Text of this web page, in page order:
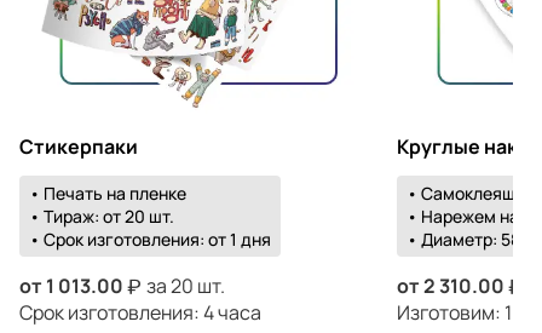
Стикерпаки
• Печать на пленке
• Тираж: от 20 шт.
• Срок изготовления: от 1 дня
от 1 013.00
за 20 шт.
Срок изготовления: 4 часа
Круглые
•
• Нарежем на
• Диаметр: 58-
от2 310.00
Изготовим: 19